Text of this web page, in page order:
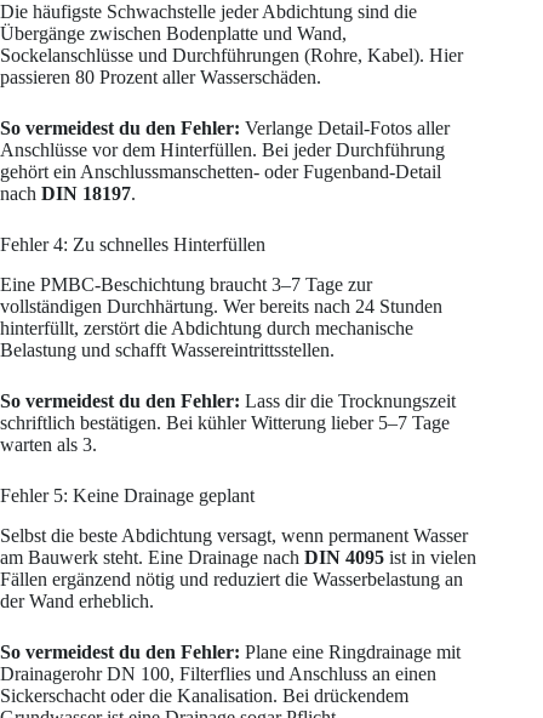
Die häufigste Schwachstelle jeder Abdichtung sind die
Übergänge zwischen Bodenplatte und Wand,
Sockelanschlüsse und Durchführungen (Rohre, Kabel). Hier
passieren 80 Prozent aller Wasserschäden.
So vermeidest du den Fehler: Verlange Detail-Fotos aller
Anschlüsse vor dem Hinterfüllen. Bei jeder Durchführung
gehört ein Anschlussmanschetten- oder Fugenband-Detail
nach DIN 18197.
Fehler 4: Zu schnelles Hinterfüllen
Eine PMBC-Beschichtung braucht 3–7 Tage zur
vollständigen Durchhärtung. Wer bereits nach 24 Stunden
hinterfüllt, zerstört die Abdichtung durch mechanische
Belastung und schafft Wassereintrittsstellen.
So vermeidest du den Fehler: Lass dir die Trocknungszeit
schriftlich bestätigen. Bei kühler Witterung lieber 5–7 Tage
warten als 3.
Fehler 5: Keine Drainage geplant
Selbst die beste Abdichtung versagt, wenn permanent Wasser
am Bauwerk steht. Eine Drainage nach DIN 4095 ist in vielen
Fällen ergänzend nötig und reduziert die Wasserbelastung an
der Wand erheblich.
So vermeidest du den Fehler: Plane eine Ringdrainage mit
Drainagerohr DN 100, Filterflies und Anschluss an einen
Sickerschacht oder die Kanalisation. Bei drückendem